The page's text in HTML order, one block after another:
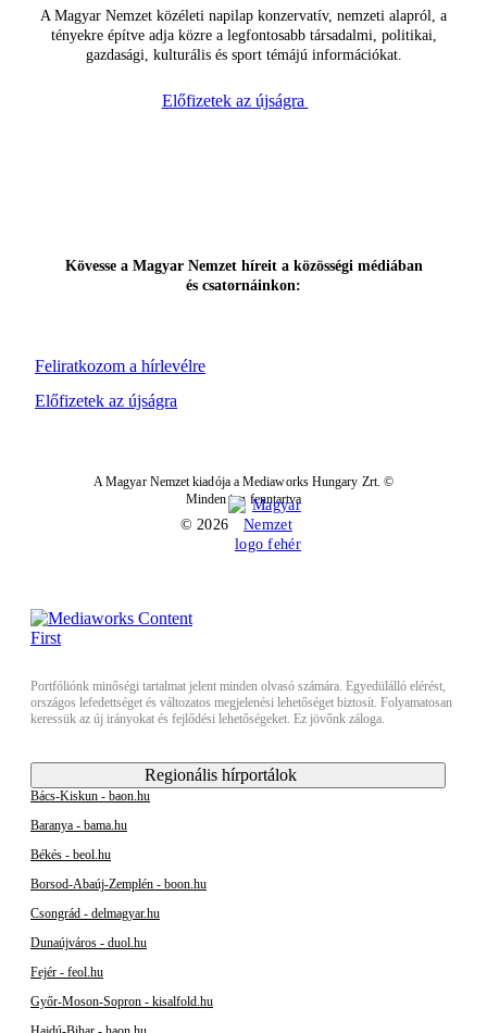
A Magyar Nemzet közéleti napilap konzervatív, nemzeti alapról, a
tényekre építve adja közre a legfontosabb társadalmi, politikai,
gazdasági, kulturális és sport témájú információkat.
Előfizetek az újságra
Feliratkozom a hírlevélre
Kövesse a Magyar Nemzet híreit a közösségi médiában
és csatornáinkon:
Előfizetek az újságra
A Magyar Nemzet kiadója a Mediaworks Hungary Zrt. ©
Minden jog fenntartva
© 2026
Portfóliónk minőségi tartalmat jelent minden olvasó számára. Egyedülálló elérést,
országos lefedettséget és változatos megjelenési lehetőséget biztosít. Folyamatosan
keressük az új irányokat és fejlődési lehetőségeket. Ez jövőnk záloga.
Regionális hírportálok
Bács-Kiskun - baon.hu
Baranya - bama.hu
Békés - beol.hu
Borsod-Abaúj-Zemplén - boon.hu
Csongrád - delmagyar.hu
Dunaújváros - duol.hu
Fejér - feol.hu
Győr-Moson-Sopron - kisalfold.hu